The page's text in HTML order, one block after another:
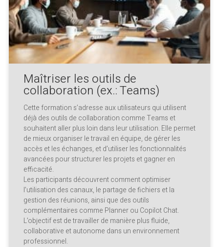
Maîtriser les outils de
collaboration (ex.: Teams)
Cette formation s’adresse aux utilisateurs qui utilisent
déjà des outils de collaboration comme Teams et
souhaitent aller plus loin dans leur utilisation. Elle permet
de mieux organiser le travail en équipe, de gérer les
accès et les échanges, et d’utiliser les fonctionnalités
avancées pour structurer les projets et gagner en
efficacité.
Les participants découvrent comment optimiser
l’utilisation des canaux, le partage de fichiers et la
gestion des réunions, ainsi que des outils
complémentaires comme Planner ou Copilot Chat.
L’objectif est de travailler de manière plus fluide,
collaborative et autonome dans un environnement
professionnel.